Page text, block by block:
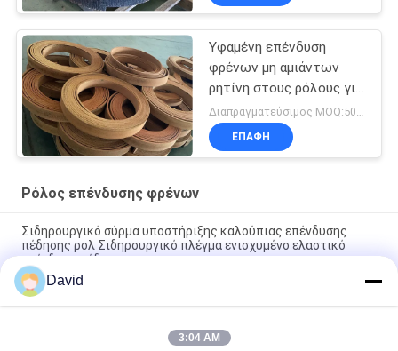
Υφαμένη επένδυση
φρένων μη αμιάντων
ρητίνη στους ρόλους για
το ρόλο επένδυσης
φρένων θαλασσίων
βαρούλκων
Διαπραγματεύσιμος MOQ:500 κλ
ΕΠΑΦΉ
Ρόλος επένδυσης φρένων
Σιδηρουργικό σύρμα υποστήριξης καλούπιας επένδυσης
πέδησης ρολ Σιδηρουργικό πλέγμα ενισχυμένο ελαστικό
επένδυση πέδησης
High Temperature Range -40C To 300C Brake Lining Roll with
ISO9001 Certification and 2mm Thickness
Automotive Brake System Friction Roll 100mm Width for
David
3:04 AM